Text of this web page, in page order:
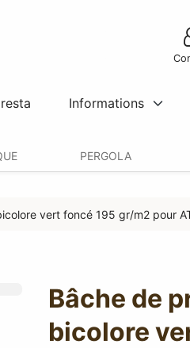
Informations
PERGOLA
vert foncé 195 gr/m2 pour
Bâche de
bicolore